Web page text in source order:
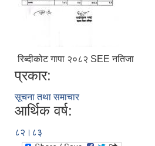
रिब्दीकोट गापा २०८२ SEE नतिजा
प्रकार:
सूचना तथा समाचार
आर्थिक वर्ष:
८२।८३